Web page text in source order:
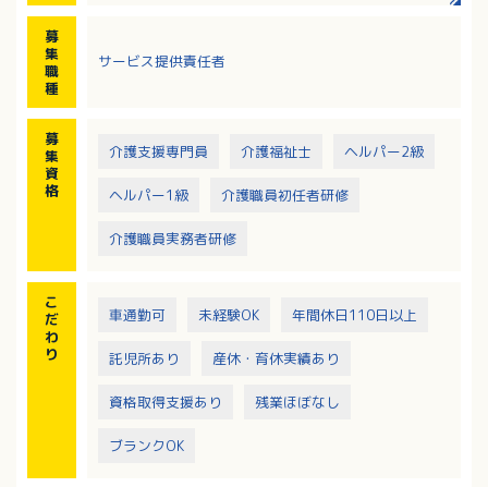
・スタッフの研修、指導
募
集
職
種
サービス提供責任者
募
集
資
格
介護支援専門員 介護福祉士 ヘルパー2級
ヘルパー1級 介護職員初任者研修
介護職員実務者研修
こ
だ
わ
り
車通勤可 未経験OK 年間休日110日以上
託児所あり 産休・育休実績あり
資格取得支援あり 残業ほぼなし
ブランクOK